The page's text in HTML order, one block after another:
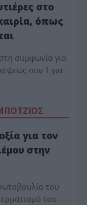
στο
όπως
συμφωνία για
συν 1 για
για τον
στην
του
του